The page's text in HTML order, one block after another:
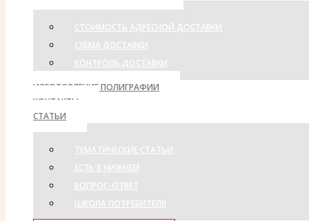
СТОИМОСТЬ АДРЕСНОЙ ДОСТАВКИ
СХЕМА ДОСТАВКИ
КОНТРОЛЬ ДОСТАВКИ
ИЗГОТОВЛЕНИЕ ПОЛИГРАФИИ
КОНТАКТЫ
СТАТЬИ
ТЕМАТИЧЕСКИЕ СТАТЬИ
ЕСТЬ В НИЖНЕМ
ВОПРОС-ОТВЕТ
ШКОЛА ПОТРЕБИТЕЛЯ